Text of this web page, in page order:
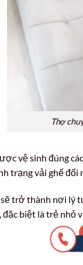
Thợ
vệ sinh đúng
trạng vải ghế đổi
trở thành nơi lý
biệt là trẻ nhỏ